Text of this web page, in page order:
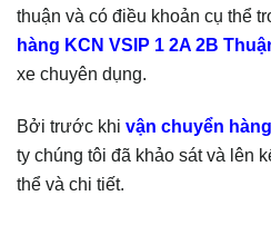
thuận và có điều khoản cụ thể
hàng KCN VSIP 1 2A 2B
xe chuyên dụng.
Bởi trước khi vận chuyển
ty chúng tôi đã khảo sát và lên
thể và chi tiết.